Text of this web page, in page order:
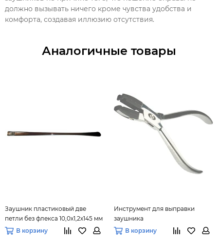
должно вызывать ничего кроме чувства удобства и
комфорта, создавая иллюзию отсутствия.
Аналогичные товары
Заушник пластиковый две
петли без флекса 10,0х1,2х145 мм
(коричневый), 10 пар
В корзину
Инструмент для выправки
заушника
В корзину